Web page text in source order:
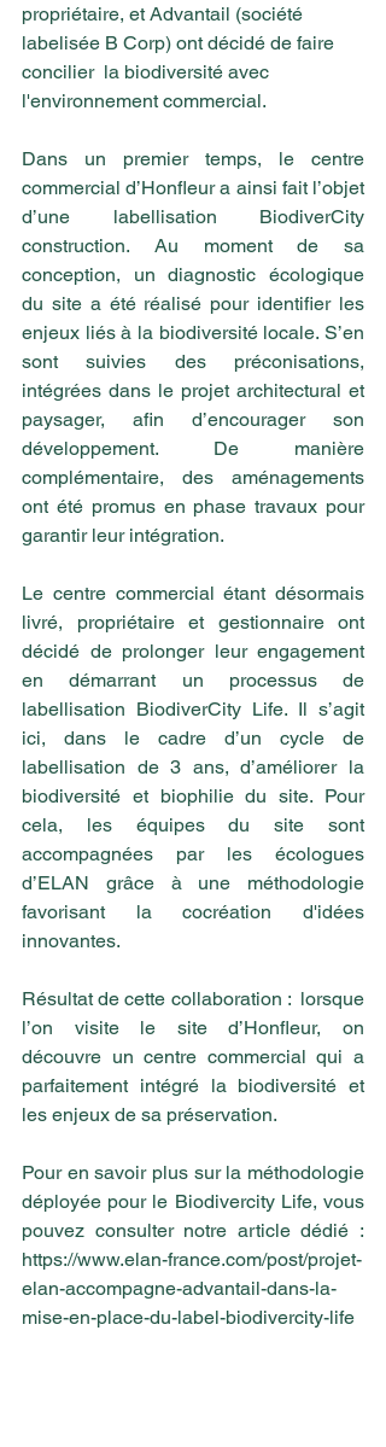
propriétaire, et Advantail (société
labelisée B Corp) ont décidé de faire
concilier  la biodiversité avec
l'environnement commercial.
Dans un premier temps, le centre
commercial d’Honfleur a ainsi fait l’objet
d’une labellisation BiodiverCity
construction. Au moment de sa
conception, un diagnostic écologique
du site a été réalisé pour identifier les
enjeux liés à la biodiversité locale. S’en
sont suivies des préconisations,
intégrées dans le projet architectural et
paysager, afin d’encourager son
développement. De manière
complémentaire, des aménagements
ont été promus en phase travaux pour
garantir leur intégration.
Le centre commercial étant désormais
livré, propriétaire et gestionnaire ont
décidé de prolonger leur engagement
en démarrant un processus de
labellisation BiodiverCity Life. Il s’agit
ici, dans le cadre d’un cycle de
labellisation de 3 ans, d’améliorer la
biodiversité et biophilie du site. Pour
cela, les équipes du site sont
accompagnées par les écologues
d’ELAN grâce à une méthodologie
favorisant la cocréation d'idées
innovantes.
Résultat de cette collaboration :  lorsque
l’on visite le site d’Honfleur, on
découvre un centre commercial qui a
parfaitement intégré la biodiversité et
les enjeux de sa préservation.
Pour en savoir plus sur la méthodologie
déployée pour le Biodivercity Life, vous
https://www.elan-france.com/post/projet-
elan-accompagne-advantail-dans-la-
mise-en-place-du-label-biodivercity-life